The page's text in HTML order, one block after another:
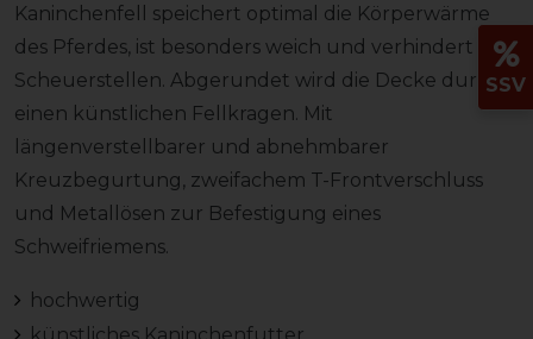
Kaninchenfell speichert optimal die Körperwärme
des Pferdes, ist besonders weich und verhindert
Scheuerstellen. Abgerundet wird die Decke durch
einen künstlichen Fellkragen. Mit
längenverstellbarer und abnehmbarer
Kreuzbegurtung, zweifachem T-Frontverschluss
und Metallösen zur Befestigung eines
Schweifriemens.
hochwertig
künstliches Kaninchenfutter
SSV